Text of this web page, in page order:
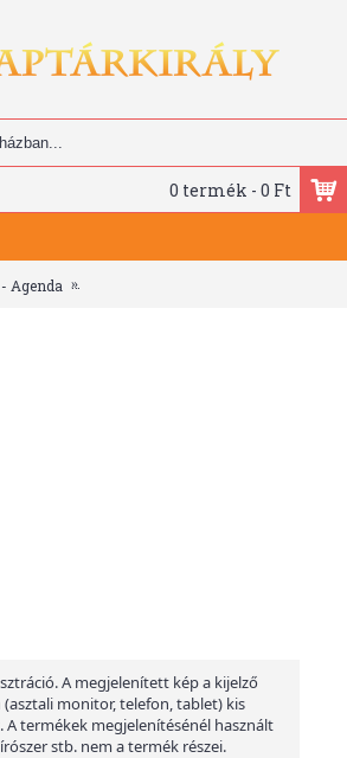
0 termék - 0 Ft
Agenda
A megjelenített kép a kijelző
monitor, telefon, tablet) kis
termékek megjelenítésénél használt
stb. nem a termék részei.